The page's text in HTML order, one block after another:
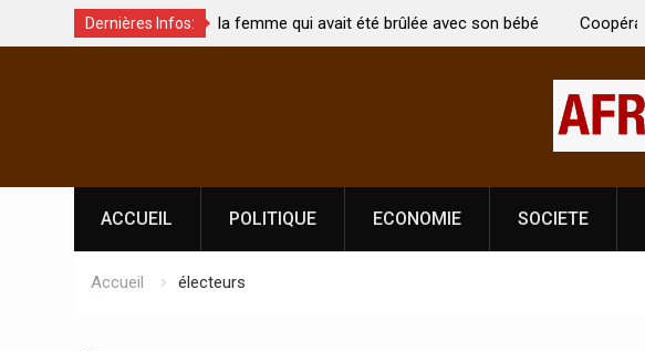
Dernières Infos:
brûlée avec son bébé
Coopération: Le ministre Indien Kirti Vardhan Singh à
Abidjan pour la célébration de la Fête de
ACCUEIL POLITIQUE ECONOMIE SOCIETE
Accueil électeurs